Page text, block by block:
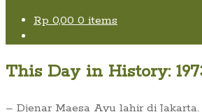
Rp 0,00 0 items
This Day in History:
– Djenar Maesa Ayu lahir di